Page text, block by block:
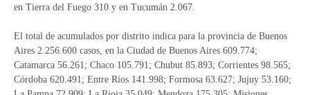
en Tierra del Fuego 310 y en Tucumán 2.067.
El total de acumulados por distrito indica para la provincia de Buenos
Aires 2.256.600 casos, en la Ciudad de Buenos Aires 609.774;
Catamarca 56.261; Chaco 105.791; Chubut 85.893; Corrientes 98.565;
Córdoba 620.491; Entre Ríos 141.998; Formosa 63.627; Jujuy 53.160;